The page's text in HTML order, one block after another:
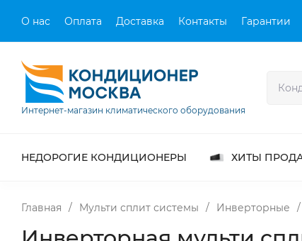
О нас Оплата Доставка Контакты Гарантии
Интернет-магазин климатического оборудования
НЕДОРОГИЕ КОНДИЦИОНЕРЫ ХИТЫ
Главная / Мульти сплит системы / Инверторные /